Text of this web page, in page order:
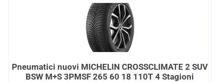
Pneumatici nuovi MICHELIN CROSSCLIMATE 2 SUV
BSW M+S 3PMSF 265 60 18 110T 4 Stagioni